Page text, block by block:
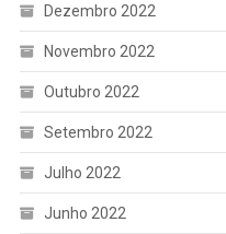
Dezembro 2022
Novembro 2022
Outubro 2022
Setembro 2022
Julho 2022
Junho 2022